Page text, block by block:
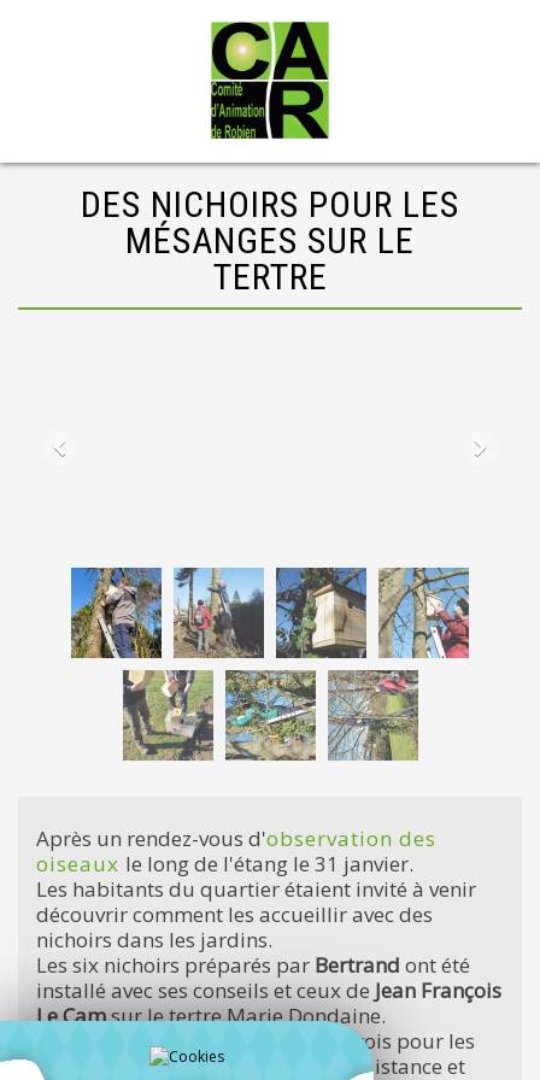
DES NICHOIRS POUR LES
MÉSANGES SUR LE
TERTRE
Après un rendez-vous d'observation des
oiseaux le long de l'étang le 31 janvier.
Les habitants du quartier étaient invité à venir
découvrir comment les accueillir avec des
nichoirs dans les jardins.
Les six nichoirs préparés par Bertrand ont été
installé avec ses conseils et ceux de Jean François
Le Camsur le tertre Marie Dondaine.
Trois pour les mésanges bleues, trois pour les
mésanges charbonnières à bonne distance et